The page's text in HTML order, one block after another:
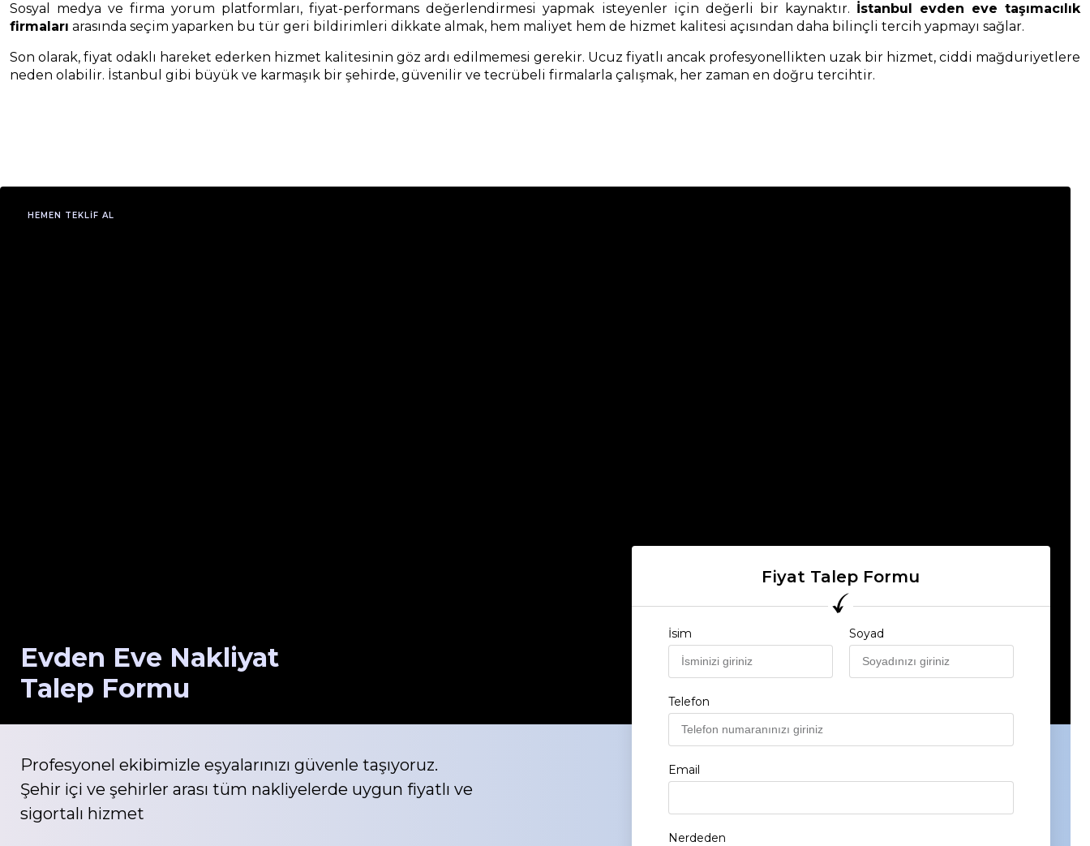
Sosyal medya ve firma yorum platformları, fiyat-performans değerlendirmesi yapmak isteyenler için değerli bir kaynaktır. İstanbul evden eve taşımacılık
firmaları arasında seçim yaparken bu tür geri bildirimleri dikkate almak, hem maliyet hem de hizmet kalitesi açısından daha bilinçli tercih yapmayı sağlar.
Son olarak, fiyat odaklı hareket ederken hizmet kalitesinin göz ardı edilmemesi gerekir. Ucuz fiyatlı ancak profesyonellikten uzak bir hizmet, ciddi mağduriyetlere
neden olabilir. İstanbul gibi büyük ve karmaşık bir şehirde, güvenilir ve tecrübeli firmalarla çalışmak, her zaman en doğru tercihtir.
HEMEN TEKLIF AL
Evden Eve Nakliyat
Talep Formu
Profesyonel ekibimizle eşyalarınızı güvenle taşıyoruz.
Şehir içi ve şehirler arası tüm nakliyelerde uygun fiyatlı ve
sigortalı hizmet
Fiyat Talep Formu
İsim Soyad
Telefon
Email
Nerdeden